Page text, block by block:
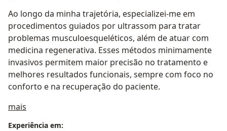
Ao longo da minha trajetória, especializei-me em
procedimentos guiados por ultrassom para tratar
problemas musculoesqueléticos, além de atuar com
medicina regenerativa. Esses métodos minimamente
invasivos permitem maior precisão no tratamento e
melhores resultados funcionais, sempre com foco no
conforto e na recuperação do paciente.
mais
Experiência em: